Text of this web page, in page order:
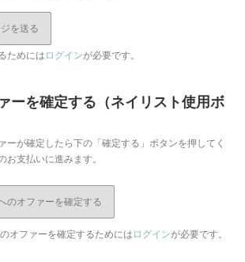
を送る
ためには ログインが必要です。
ーを確定する（ネイリスト使用ボ
ーが確定したら下の「確定する」ボタンを押してく
お支払いに進みます。
オファーを確定するためには ログインが必要です。